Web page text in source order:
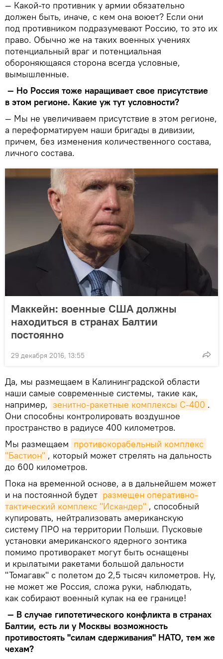
— Какой-то противник у армии обязательно
должен быть, иначе, с кем она воюет? Если они
под противником подразумевают Россию, то это их
право. Обычно же на таких военных учениях
потенциальный враг и потенциальная
обороняющаяся сторона всегда условные,
вымышленные.
— Но Россия тоже наращивает свое присутствие
в этом регионе. Какие уж тут условности?
— Мы не увеличиваем присутствие в этом регионе,
а переформатируем наши бригады в дивизии,
причем, без изменения количественного состава,
личного состава.
Маккейн: военные США должны
находиться в странах Балтии
постоянно
29 декабря 2016, 13:55
Да, мы размещаем в Калининградской области
наши самые современные системы, такие как,
например, зенитно-ракетные комплексы С-400 .
Они способны контролировать воздушное
пространство в радиусе 400 километров.
Мы размещаем противокорабельный комплекс
"Бастион" , который может стрелять на дальность
до 600 километров.
Пока на временной основе, а в дальнейшем может
и на постоянной будет размещен оперативно-
тактический комплекс "Искандер" , способный
купировать, нейтрализовать американскую
систему ПРО на территории Польши. Пусковые
установки американского ядерного зонтика
помимо противоракет могут быть оснащены
и крылатыми ракетами большой дальности
"Томагавк" с полетом до 2,5 тысяч километров. Ну,
не может же Россия, сложа руки, наблюдать,
как собирают военный кулак на ее границе!
— В случае гипотетического конфликта в странах
Балтии, есть ли у Москвы возможность
противостоять "силам сдерживания" НАТО, тем же
чехам?